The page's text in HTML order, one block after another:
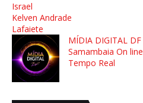
Israel
Kelven Andrade
Lafaiete
MÍDIA DIGITAL DF
Samambaia On line
Tempo Real